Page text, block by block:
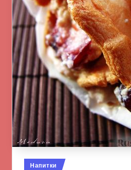
Опубликовано
Напитки